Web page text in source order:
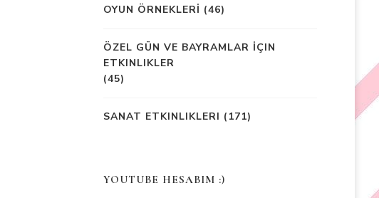
OYUN ÖRNEKLERİ (46)
ÖZEL GÜN VE BAYRAMLAR İÇIN
ETKINLIKLER
(45)
SANAT ETKINLIKLERI (171)
YOUTUBE HESABIM :)